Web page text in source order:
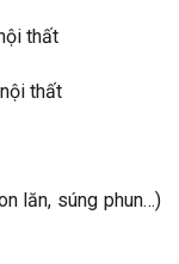
thất
thất
lăn, súng phun…)